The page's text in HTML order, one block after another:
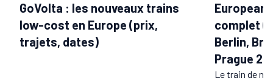
GoVolta : les nouveaux trains
low-cost en Europe (prix,
trajets, dates)
European
complet
Berlin,
Prague
Le train de